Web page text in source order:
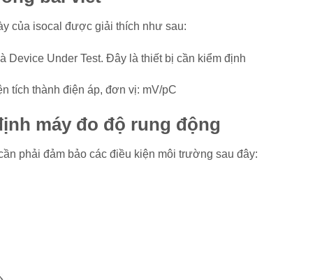
của isocal được giải thích như sau:
Under Test. Đây là thiết bị cần kiểm định
tích thành điện áp, đơn vị: mV/pC
máy đo độ rung động
phải đảm bảo các điều kiện môi trường sau đây: